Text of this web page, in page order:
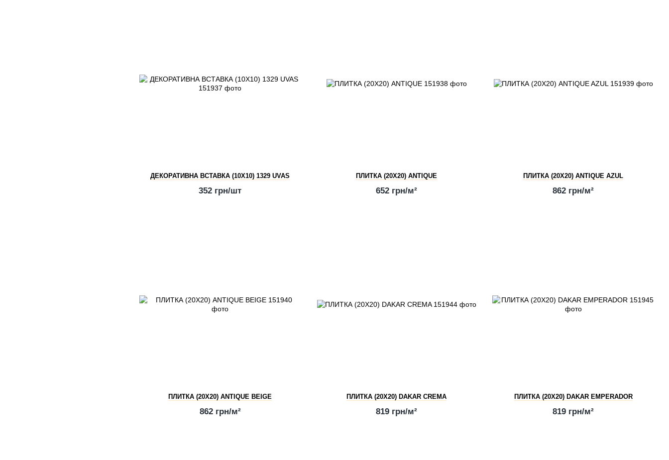
ДЕКОРАТИВНА ВСТАВКА (10X10) 1329 UVAS
352 грн/шт
ПЛИТКА (20Х20) ANTIQUE
652 грн/м²
ПЛИТКА (20Х20) ANTIQUE AZUL
862 грн/м²
ПЛИТКА (20Х20) ANTIQUE BEIGE
862 грн/м²
ПЛИТКА (20Х20) DAKAR CREMA
819 грн/м²
ПЛИТКА (20Х20) DAKAR EMPERADOR
819 грн/м²